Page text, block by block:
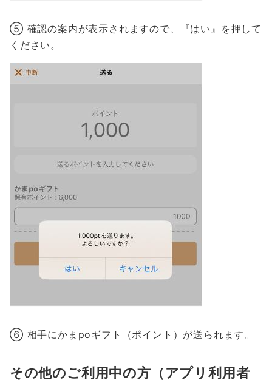
⑤ 確認の案内が表示されますので、『はい』を押して
ください。
⑥ 相手にかまpoギフト（ポイント）が送られます。
その他のご利用中の方（アプリ利用者